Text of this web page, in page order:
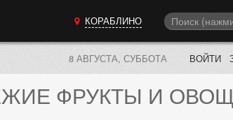
КОРАБЛИНО
8 АВГУСТА, СУББОТА ВОЙТИ
ФРУКТЫ И